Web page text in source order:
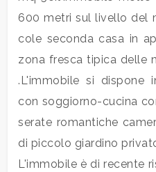
600 metri sul livello del
cole seconda casa in
zona fresca tipica delle
.L'immobile si dispone
con soggiorno-cucina
serate romantiche
di piccolo giardino
L'immobile è di recente
Terreni
Prezzo